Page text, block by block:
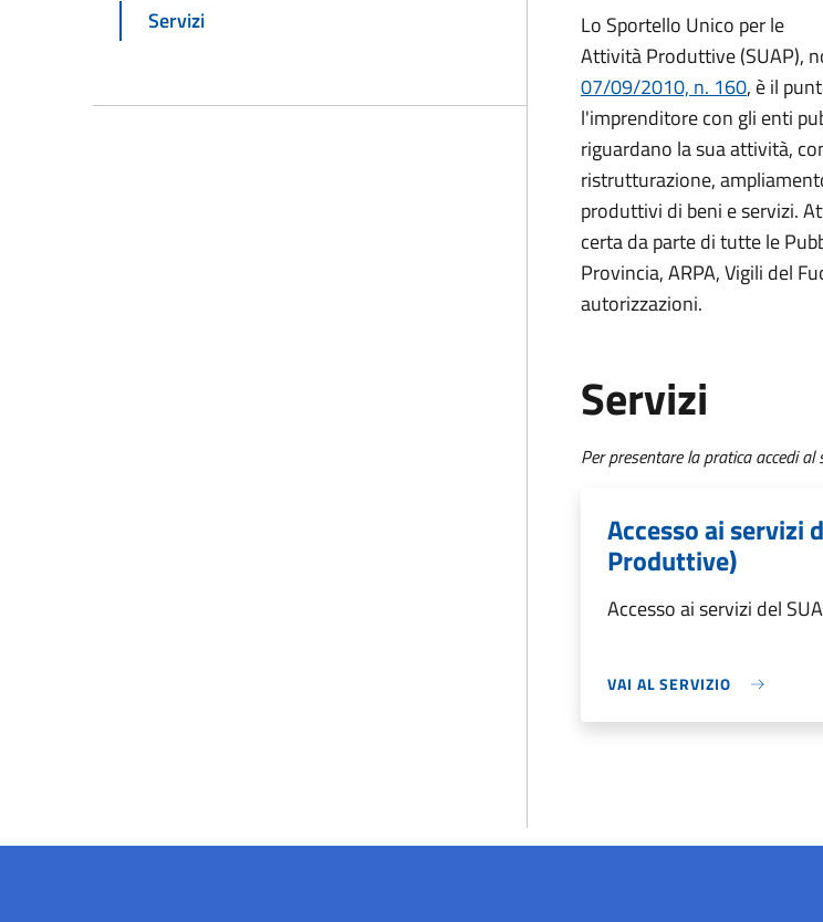
Servizi
Lo Sportello Unico per le
Attività Produttive (SUAP),
07/09/2010, n. 160, è il
l'imprenditore con gli enti
riguardano la sua attività,
ristrutturazione,
produttivi di beni e servizi.
certa da parte di tutte le
Provincia, ARPA, Vigili del
autorizzazioni.
Servizi
Per presentare la pratica accedi
Accesso ai servizi
Produttive)
Accesso ai servizi del
VAI AL SERVIZIO